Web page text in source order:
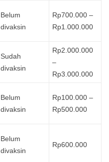
Belum
divaksin
Rp700.000 –
Rp1.000.000
Sudah
divaksin
Rp2.000.000
–
Rp3.000.000
Belum
divaksin
Rp100.000 –
Rp500.000
Belum
divaksin
Rp600.000